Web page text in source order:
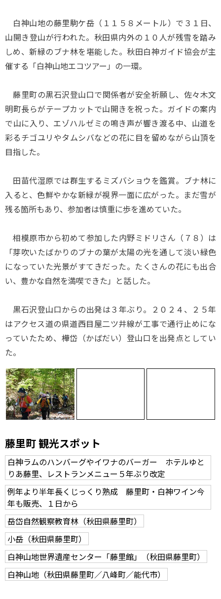
白神山地の藤里駒ケ岳（１１５８メートル）で３１日、
山開き登山が行われた。秋田県内外の１０人が残雪を踏み
しめ、新緑のブナ林を堪能した。秋田白神ガイド協会が主
催する「白神山地エコツアー」の一環。
藤里町の黒石沢登山口で関係者が安全祈願し、佐々木文
明町長らがテープカットで山開きを祝った。ガイドの案内
で山に入り、エゾハルゼミの鳴き声が響き渡る中、山道を
彩るチゴユリやタムシバなどの花に目を留めながら山頂を
目指した。
田苗代湿原では群生するミズバショウを鑑賞。ブナ林に
入ると、色鮮やかな新緑が視界一面に広がった。まだ雪が
残る箇所もあり、参加者は慎重に歩を進めていた。
相模原市から初めて参加した内野ミドリさん（７８）は
「芽吹いたばかりのブナの葉が太陽の光を通して淡い緑色
になっていた光景がすてきだった。たくさんの花にも出合
い、豊かな自然を満喫できた」と話した。
黒石沢登山口からの出発は３年ぶり。２０２４、２５年
はアクセス道の県道西目屋二ツ井線が工事で通行止めにな
っていたため、樺岱（かばだい）登山口を出発点としてい
た。
藤里町 観光スポット
白神ラムのハンバーグやイワナのバーガー ホテルゆと
りあ藤里、レストランメニュー５年ぶり改定
例年より半年長くじっくり熟成 藤里町・白神ワイン今
年も販売、１日から
岳岱自然観察教育林（秋田県藤里町）
小岳（秋田県藤里町）
白神山地世界遺産センター「藤里館」（秋田県藤里町）
白神山地（秋田県藤里町／八峰町／能代市）